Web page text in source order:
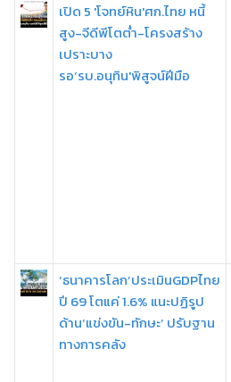
เปิด 5 'โจทย์หิน'ศก.ไทย หนี้
สูง-จีดีพีโตต่ำ-โครงสร้าง
เปราะบาง
รอ‘รบ.อนุทิน'พิสูจน์ฝีมือ
‘ธนาคารโลก’ประเมินGDPไทย
ปี 69 โตแค่ 1.6% แนะปฏิรูป
ด้าน‘แข่งขัน-ทักษะ’ ปรับฐาน
ทางการคลัง